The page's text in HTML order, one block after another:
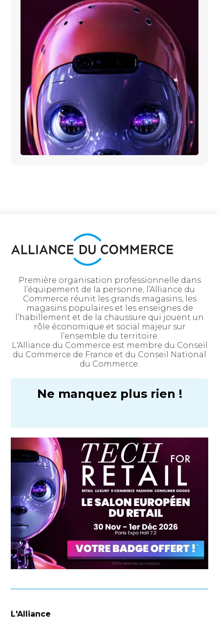
Première organisation professionnelle dans
l’équipement de la personne, l’Alliance du
Commerce réunit les grands magasins, les
magasins populaires et les enseignes de
l’habillement et de la chaussure qui jouent un
rôle économique et social majeur sur
l’ensemble du territoire.
L'Alliance du Commerce est membre du Conseil
du Commerce de France et du Conseil National
du Commerce.
Ne manquez plus rien !
L'Alliance